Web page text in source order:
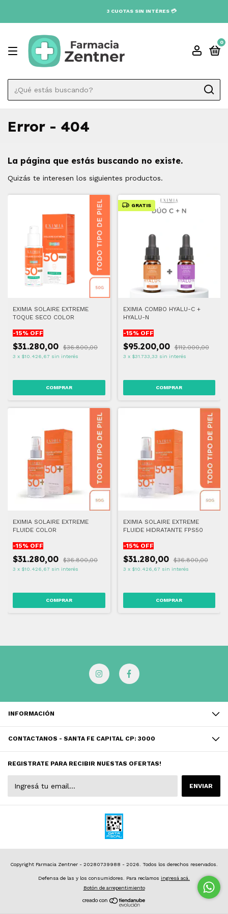
3 CUOTAS SIN INTÉRES 💳
0
Error - 404
La página que estás buscando no existe.
Quizás te interesen los siguientes productos.
EXIMIA SOLAIRE EXTREME
TOQUE SECO COLOR
-15% OFF
$31.280,00 $36.800,00
3 x $10.426,67 sin interés
GRATIS
EXIMIA COMBO HYALU-C +
HYALU-N
-15% OFF
$95.200,00 $112.000,00
3 x $31.733,33 sin interés
EXIMIA SOLAIRE EXTREME
FLUIDE COLOR
-15% OFF
$31.280,00 $36.800,00
3 x $10.426,67 sin interés
EXIMIA SOLAIRE EXTREME
FLUIDE HIDRATANTE FPS50
-15% OFF
$31.280,00 $36.800,00
3 x $10.426,67 sin interés
INFORMACIÓN
CONTACTANOS - SANTA FE CAPITAL CP: 3000
REGISTRATE PARA RECIBIR NUESTAS OFERTAS!
Copyright Farmacia Zentner - 20280739988 - 2026. Todos los derechos reservados.
Defensa de las y los consumidores. Para reclamos ingresá acá.
Botón de arrepentimiento